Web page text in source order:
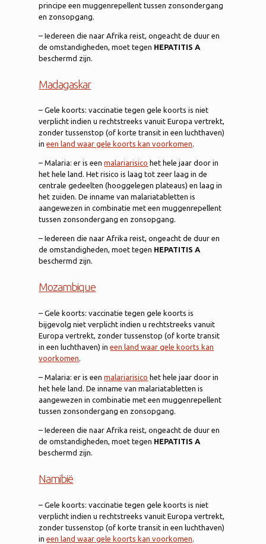
principe een muggenrepellent tussen zonsondergang
en zonsopgang.
– Iedereen die naar Afrika reist, ongeacht de duur en
de omstandigheden, moet tegen HEPATITIS A
beschermd zijn.
Madagaskar
– Gele koorts: vaccinatie tegen gele koorts is niet
verplicht indien u rechtstreeks vanuit Europa vertrekt,
zonder tussenstop (of korte transit in een luchthaven)
ineen land waar gele koorts kan voorkomen.
– Malaria: er is eenmalariarisico het hele jaar door in
het hele land. Het risico is laag tot zeer laag in de
centrale gedeelten (hooggelegen plateaus) en laag in
het zuiden. De inname van malariatabletten is
aangewezen in combinatie met een muggenrepellent
tussen zonsondergang en zonsopgang.
– Iedereen die naar Afrika reist, ongeacht de duur en
de omstandigheden, moet tegen HEPATITIS A
beschermd zijn.
Mozambique
– Gele koorts: vaccinatie tegen gele koorts is
bijgevolg niet verplicht indien u rechtstreeks vanuit
Europa vertrekt, zonder tussenstop (of korte transit
in een luchthaven) ineen land waar gele koorts kan
voorkomen.
– Malaria: er is eenmalariarisico het hele jaar door in
het hele land. De inname van malariatabletten is
aangewezen in combinatie met een muggenrepellent
tussen zonsondergang en zonsopgang.
– Iedereen die naar Afrika reist, ongeacht de duur en
de omstandigheden, moet tegen HEPATITIS A
beschermd zijn.
Namibië
– Gele koorts: vaccinatie tegen gele koorts is niet
verplicht indien u rechtstreeks vanuit Europa vertrekt,
zonder tussenstop (of korte transit in een luchthaven)
ineen land waar gele koorts kan voorkomen.